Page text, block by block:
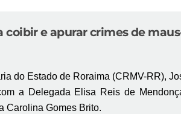
coibir e apurar crimes de
do Estado de Roraima (CRMV-RR),
a Delegada Elisa Reis de
Carolina Gomes Brito.